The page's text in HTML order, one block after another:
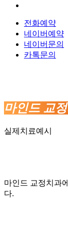
전화예약
네이버예약
네이버문의
카톡문의
마인드 교
실제치료예시
마인드 교정치과
다.